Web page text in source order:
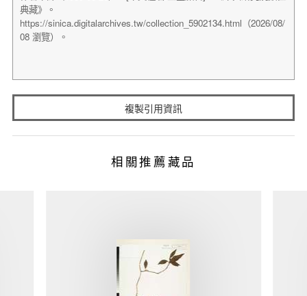
複製引用資訊
相關推薦藏品